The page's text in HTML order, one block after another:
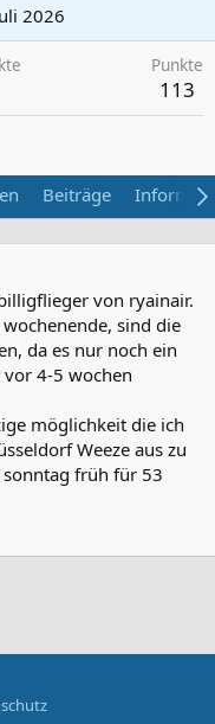
2026
Punkte
113
Beiträge
von ryainair.
sind die
da es nur noch ein
4-5 wochen
möglichkeit die ich
Weeze aus zu
früh für 53